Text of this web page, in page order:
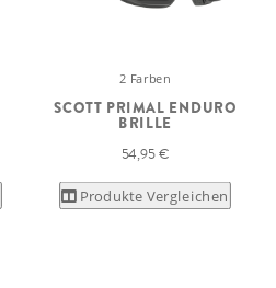
2 Farben
SCOTT PRIMAL ENDURO
BRILLE
54,95 €
Produkte Vergleichen